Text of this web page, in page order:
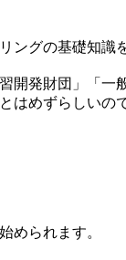
ングの基礎知識
発財団」「
めずらしいの
められます。